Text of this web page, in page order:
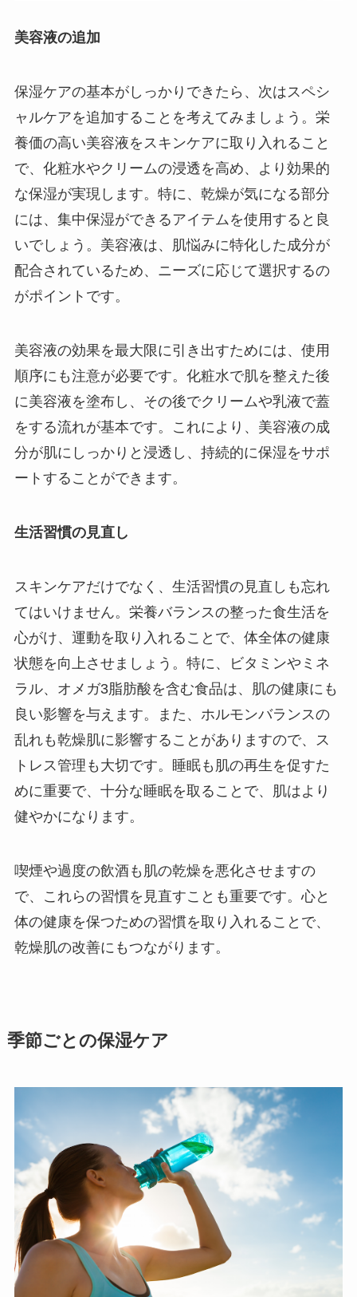
美容液の追加
保湿ケアの基本がしっかりできたら、次はスペシ
ャルケアを追加することを考えてみましょう。栄
養価の高い美容液をスキンケアに取り入れること
で、化粧水やクリームの浸透を高め、より効果的
な保湿が実現します。特に、乾燥が気になる部分
には、集中保湿ができるアイテムを使用すると良
いでしょう。美容液は、肌悩みに特化した成分が
配合されているため、ニーズに応じて選択するの
がポイントです。
美容液の効果を最大限に引き出すためには、使用
順序にも注意が必要です。化粧水で肌を整えた後
に美容液を塗布し、その後でクリームや乳液で蓋
をする流れが基本です。これにより、美容液の成
分が肌にしっかりと浸透し、持続的に保湿をサポ
ートすることができます。
生活習慣の見直し
スキンケアだけでなく、生活習慣の見直しも忘れ
てはいけません。栄養バランスの整った食生活を
心がけ、運動を取り入れることで、体全体の健康
状態を向上させましょう。特に、ビタミンやミネ
ラル、オメガ3脂肪酸を含む食品は、肌の健康にも
良い影響を与えます。また、ホルモンバランスの
乱れも乾燥肌に影響することがありますので、ス
トレス管理も大切です。睡眠も肌の再生を促すた
めに重要で、十分な睡眠を取ることで、肌はより
健やかになります。
喫煙や過度の飲酒も肌の乾燥を悪化させますの
で、これらの習慣を見直すことも重要です。心と
体の健康を保つための習慣を取り入れることで、
乾燥肌の改善にもつながります。
季節ごとの保湿ケア